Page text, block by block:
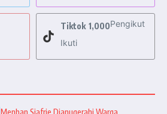
Tiktok 1,000Pengikut
Ikuti
Menhan Sjafrie Dianugerahi Warga